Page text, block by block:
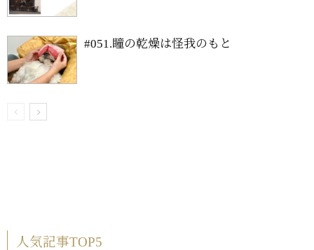
#051.瞳の乾燥は怪我のもと
人気記事TOP5